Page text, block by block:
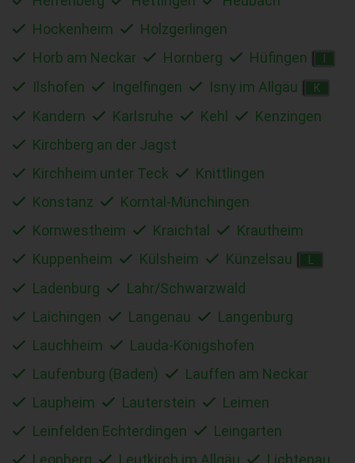
Hockenheim
Holzgerlingen
Horb am Neckar
Hornberg Hüfingen
Ilshofen Ingelfingen Isny im Allgäu K
Kandern Karlsruhe Kehl
Kenzingen
Kirchberg an der Jagst
Kirchheim unter Teck
Knittlingen
Konstanz
Korntal-Münchingen
Kornwestheim
Kraichtal
Krautheim
Kuppenheim
Külsheim Künzelsau
Ladenburg
Lahr/Schwarzwald
Laichingen
Langenau
Langenburg
Lauchheim
Lauda-Königshofen
Laufenburg (Baden)
Lauffen am Neckar
Laupheim
Lauterstein
Leimen
Leinfelden Echterdingen
Leingarten
Leonberg
Leutkirch im Allgäu Lichtenau